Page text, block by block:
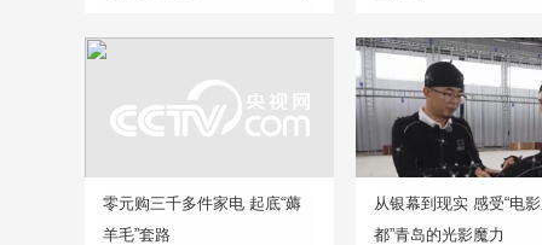
零元购三千多件家电 起底“薅
羊毛”套路
从银幕到现实 感受“电
都”青岛的光影魔力